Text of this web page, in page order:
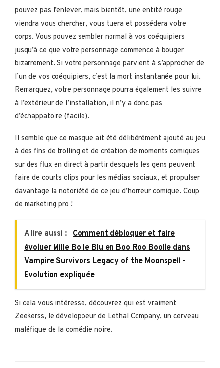
pouvez pas l’enlever, mais bientôt, une entité rouge
viendra vous chercher, vous tuera et possédera votre
corps. Vous pouvez sembler normal à vos coéquipiers
jusqu’à ce que votre personnage commence à bouger
bizarrement. Si votre personnage parvient à s’approcher de
l’un de vos coéquipiers, c’est la mort instantanée pour lui.
Remarquez, votre personnage pourra également les suivre
à l’extérieur de l’installation, il n’y a donc pas
d’échappatoire (facile).
Il semble que ce masque ait été délibérément ajouté au jeu
à des fins de trolling et de création de moments comiques
sur des flux en direct à partir desquels les gens peuvent
faire de courts clips pour les médias sociaux, et propulser
davantage la notoriété de ce jeu d’horreur comique. Coup
de marketing pro !
A lire aussi :
Comment débloquer et faire
évoluer Mille Bolle Blu en Boo Roo Boolle dans
Vampire Survivors Legacy of the Moonspell -
Evolution expliquée
Si cela vous intéresse, découvrez qui est vraiment
Zeekerss, le développeur de Lethal Company, un cerveau
maléfique de la comédie noire.